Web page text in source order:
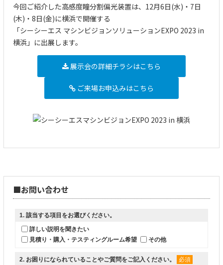
今回ご紹介した高感度瞳分割偏光装置は、12月6日(水)・7日
(木)・8日(金)に横浜で開催する
「シーシーエス マシンビジョンソリューションEXPO 2023 in
横浜 」に出展します。
展示会の詳細チラシはこちら
ご来場お申込みはこちら
■お問い合わせ
1. 該当する項目をお選びください。
詳しい説明を聞きたい
見積り・購入・テスティングルーム希望
その他
2. お困りになられていることやご質問をご記入ください。 必須